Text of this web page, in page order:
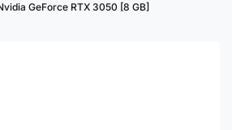
GeForce RTX 3050 [8 GB]